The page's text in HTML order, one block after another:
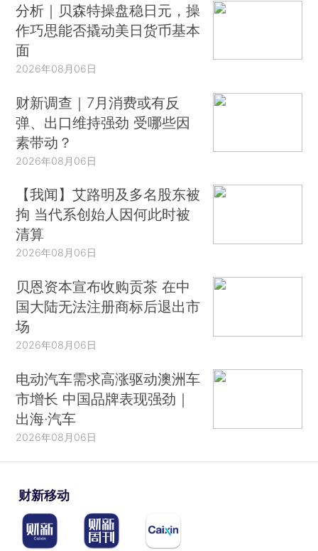
分析｜贝森特操盘稳日元，操
作巧思能否撬动美日货币基本
面
2026年08月06日
财新调查｜7月消费或有反
弹、出口维持强劲 受哪些因
素带动？
2026年08月06日
【我闻】艾路明及多名股东被
拘 当代系创始人因何此时被
清算
2026年08月06日
贝恩资本宣布收购贡茶 在中
国大陆无法注册商标后退出市
场
2026年08月06日
电动汽车需求高涨驱动澳洲车
市增长 中国品牌表现强劲｜
出海·汽车
2026年08月06日
财新移动